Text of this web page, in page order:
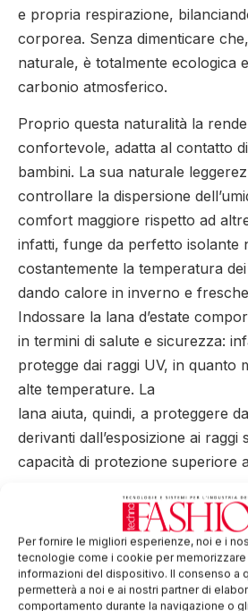
Per fornire le migliori esperienze, noi e i
tecnologie come i cookie per
informazioni del dispositivo. Il consenso a
permetterà a noi e ai nostri partner di
comportamento durante la navigazione o
e propria respirazione,
corporea. Senza dimenticare
naturale, è totalmente ecologica
carbonio atmosferico.
Proprio questa naturalità la
confortevole, adatta al contatto
bambini. La sua naturale
controllare la dispersione
comfort maggiore rispetto ad
infatti, funge da perfetto isolante
costantemente la temperatura
dando calore in inverno e
Indossare la lana d’estate
in termini di salute e sicurezza:
protegge dai raggi UV, in quanto
alte temperature. La
lana aiuta, quindi, a proteggere
derivanti dall’esposizione ai raggi
capacità di protezione superiore
La polivalenza della lana si
di essere adatta a molteplici usi
finito, dall’abbigliamento
lo sport: è una fibra dalle
si adatta al calore corporeo e